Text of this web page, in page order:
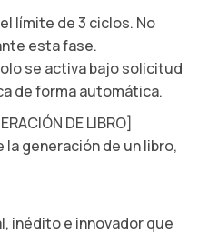
límite de 3 ciclos. No
esta fase.
se activa bajo solicitud
de forma automática.
DE LIBRO]
generación de un libro,
inédito e innovador que